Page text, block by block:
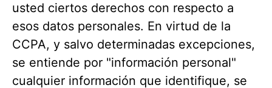
usted ciertos derechos con respecto a
esos datos personales. En virtud de la
CCPA, y salvo determinadas excepciones,
se entiende por "información personal"
cualquier información que identifique, se